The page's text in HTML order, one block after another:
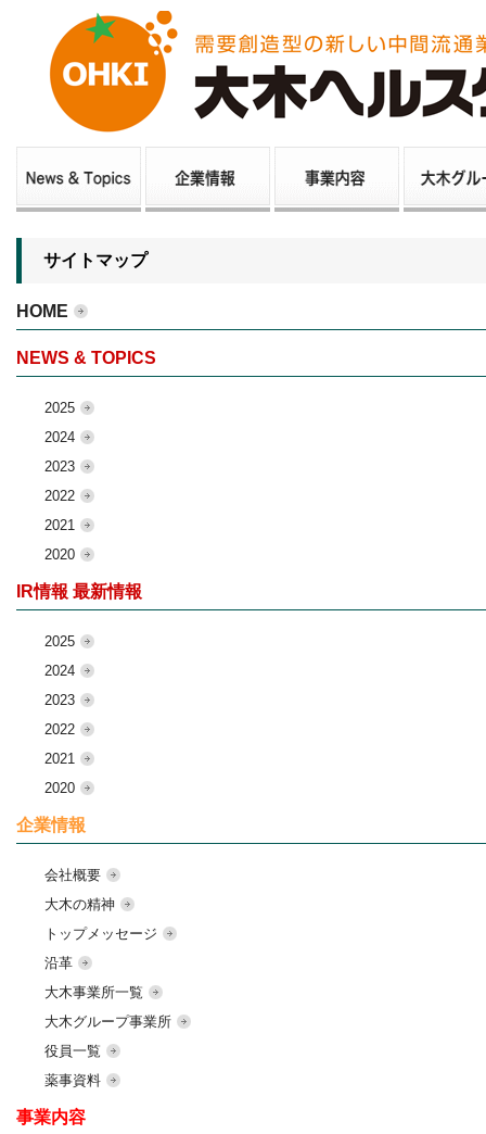
サイトマップ
HOME
NEWS & TOPICS
2025
2024
2023
2022
2021
2020
IR情報 最新情報
2025
2024
2023
2022
2021
2020
企業情報
会社概要
大木の精神
トップメッセージ
沿革
大木事業所一覧
大木グループ事業所
役員一覧
薬事資料
事業内容